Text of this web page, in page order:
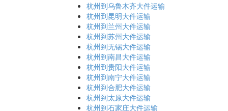
杭州到乌鲁木齐大件运输
杭州到昆明大件运输
杭州到兰州大件运输
杭州到苏州大件运输
杭州到无锡大件运输
杭州到南昌大件运输
杭州到贵阳大件运输
杭州到南宁大件运输
杭州到合肥大件运输
杭州到太原大件运输
杭州到石家庄大件运输